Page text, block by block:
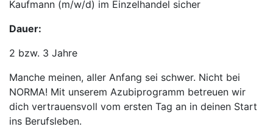
Kaufmann (m/w/d) im Einzelhandel sicher
Dauer:
2 bzw. 3 Jahre
Manche meinen, aller Anfang sei schwer. Nicht bei
NORMA! Mit unserem Azubiprogramm betreuen wir
dich vertrauensvoll vom ersten Tag an in deinen Start
ins Berufsleben.